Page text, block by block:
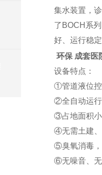
集水装置，
了BOCH系
好、运行稳
环保 成套医
设备特点：
①管道液位控
②全自动运行
③占地面积小
④无需土建
⑤臭氧消毒，
⑥无噪音、